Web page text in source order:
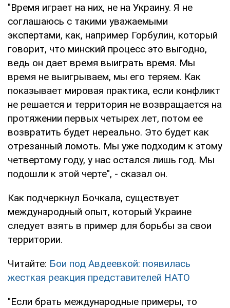
"Время играет на них, не на Украину. Я не
соглашаюсь с такими уважаемыми
экспертами, как, например Горбулин, который
говорит, что минский процесс это выгодно,
ведь он дает время выиграть время. Мы
время не выигрываем, мы его теряем. Как
показывает мировая практика, если конфликт
не решается и территория не возвращается на
протяжении первых четырех лет, потом ее
возвратить будет нереально. Это будет как
отрезанный ломоть. Мы уже подходим к этому
четвертому году, у нас остался лишь год. Мы
подошли к этой черте", - сказал он.
Как подчеркнул Бочкала, существует
международный опыт, который Украине
следует взять в пример для борьбы за свои
территории.
Читайте: Бои под Авдеевкой: появилась
жесткая реакция представителей НАТО
"Если брать международные примеры, то